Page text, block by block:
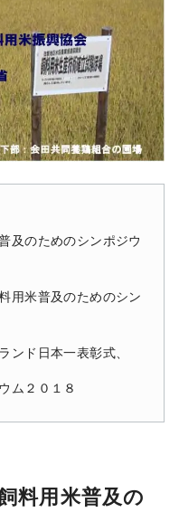
及のためのシンポジウ
米普及のためのシン
ンド日本一表彰式、
ム２０１８
料用米普及の